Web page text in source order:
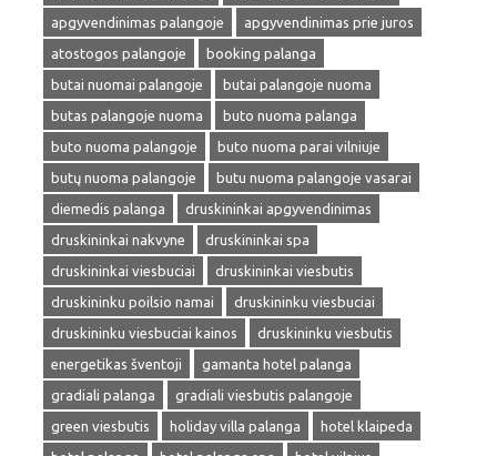
apgyvendinimas palangoje
apgyvendinimas prie juros
atostogos palangoje
booking palanga
butai nuomai palangoje
butai palangoje nuoma
butas palangoje nuoma
buto nuoma palanga
buto nuoma palangoje
buto nuoma parai vilniuje
butų nuoma palangoje
butu nuoma palangoje vasarai
diemedis palanga
druskininkai apgyvendinimas
druskininkai nakvyne
druskininkai spa
druskininkai viesbuciai
druskininkai viesbutis
druskininku poilsio namai
druskininku viesbuciai
druskininku viesbuciai kainos
druskininku viesbutis
energetikas šventoji
gamanta hotel palanga
gradiali palanga
gradiali viesbutis palangoje
green viesbutis
holiday villa palanga
hotel klaipeda